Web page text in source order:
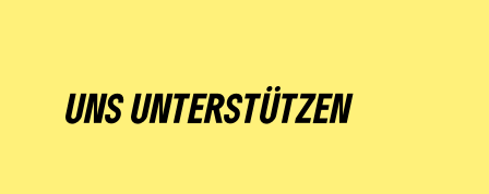
UNS UNTERSTÜTZEN